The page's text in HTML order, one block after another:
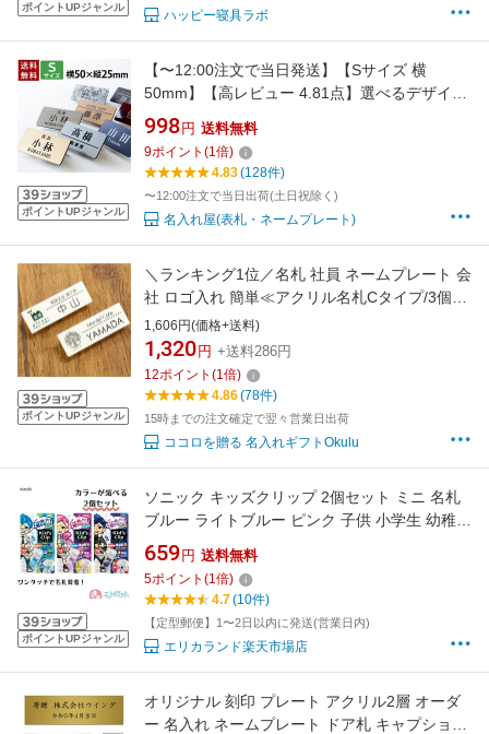
ポイントUPジャンル
ハッピー寝具ラボ
ポイントUPジャンル
【〜12:00注文で当日発送】【Sサイズ 横
50mm】【高レビュー 4.81点】選べるデザイン
1個から製作 名札 作成 ネームプレート ネーム
タグ ホテル 会社 学校 病院 オフィス クリニッ
ク お店 アクリル 刻印 名前 オーダー 名入れ ク
リップ ピン シルバー ゴールド ステンレス
998 円 送料無料
9ポイント (1倍)
4.83(128件)
〜12:00注文で当日出荷(土日祝除く)
名入れ屋(表札・ネームプレート)
ポイントUPジャンル
＼ランキング1位／名札 社員 ネームプレート 会
社 ロゴ入れ 簡単≪アクリル名札Cタイプ/3個か
ら注文可能≫ピン クリップ付き 穴 開かない 名
入れ ロゴ 企業 社員証 イベント 作業着 白衣 企
業ロゴ 学校 美容院 美容室 ネイルサロン ブライ
ダル 飲食店 カフェ 翌々営業日出荷
1,606円(価格+送料)
1,320 円 +送料286円
12ポイント (1倍)
4.86(78件)
15時までの注文確定で翌々営業日出荷
ココロを贈る 名入れギフトOkulu
ポイントUPジャンル
ソニック キッズクリップ 2個セット ミニ 名札
ブルー ライトブルー ピンク 子供 小学生 幼稚園
服に穴を空けない 安心 安全 針を触らない 男の
子 女の子 防犯 簡単 かわいい シンプル おしゃ
れ 激安 学校用品 入学 学童 プレゼント 送料無
659 円 送料無料
5ポイント (1倍)
4.7(10件)
【定型郵便】1〜2日以内に発送(営業日内)
エリカランド楽天市場店
オリジナル 刻印 プレート アクリル2層 オーダ
ー 名入れ ネームプレート ドア札 キャプション